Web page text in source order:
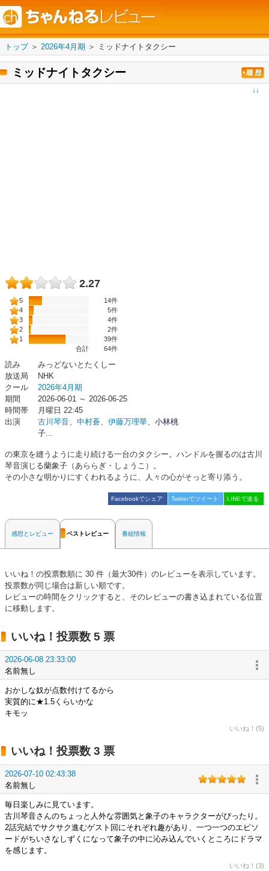
トップ＞ 2026年4月期 ＞ ミッドナイトタクシー
ミッドナイトタクシー
↓↓
2.27
5
14件
4
5件
3
4件
2
2件
1
39件
合計
64件
読み
みっどないとたくしー
放送局
NHK
クール
2026年4月期
期間
2026-06-01 ～ 2026-06-25
時間帯
月曜日 22:45
出演
古川琴音、 中村蒼、 伊藤万理華、 小林桃
子...
の東京を縫うように走り続ける一台のタクシー。ハンドルを握るのは古川
琴音演じる蘭象子（あららぎ・しょうこ）。
その小さな明かりにすくわれるように、人々の心がそっと寄り添う。
Facebookでシェア Twitterでツイート LINEで送る
感想とレビュー ベストレビュー 番組情報
いいね！の投票数順に 30 件（最大30件）のレビューを表示しています。
投票数が同じ場合は新しい順です。
レビューの時間をクリックすると、そのレビューの書き込まれている位置
に移動します。
いいね！投票数 5 票
2026-06-08 23:33:00
名前無し
おかしな奴が点数付けてるから
実質的に★1.5くらいかな
キモッ
いいね！(5)
いいね！投票数 3 票
2026-07-10 02:43:38
名前無し
毎日楽しみに見ています。
古川琴音さんのちょっと人外な雰囲気と象子のキャラクターがぴったり。
2話完結でサクサク進むゲスト回にそれぞれ趣があり、一つ一つのエピソ
ードがちいさなしずくになって象子の中に沁み込んでいくところにドラマ
を感じます。
いいね！(3)